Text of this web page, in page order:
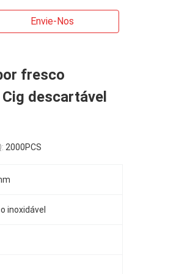
Envie-Nos
fresco
descartável
2000PCS
inoxidável